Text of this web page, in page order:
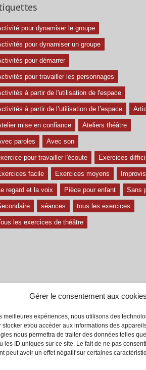
Gérer le consentement aux cookies
meilleures expériences, nous utilisons des
stocker et/ou accéder aux informations des
nous permettra de traiter des données telles
les ID uniques sur ce site. Le fait de ne pas
peut avoir un effet négatif sur certaines
pour dynamiser le groupe
pour dynamiser un groupe
pour démarrer
pour travailler les personnages
à partir de l'utilisation de l'espace
à partir de l’utilisation de l’espace
mise en confiance Ateliers théâtre
paroles Avec son
pour travailler l'écoute Exercices
facile Exercices moyens
regard et la voix Pièce pour enfant Sans
séances tous les exercices
les exercices de théâtre